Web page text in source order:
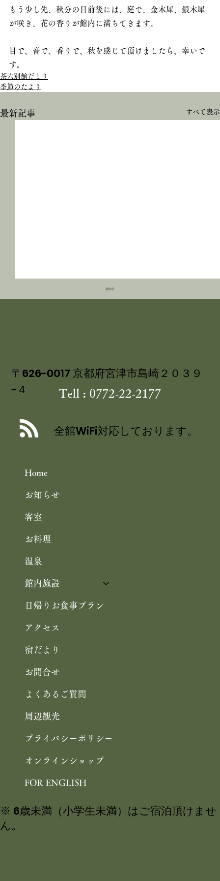
もう少し先、秋分の日前後には、庭で、金木犀、銀木犀
が咲き、花の香りが館内に満ちてきます。
目で、音で、香りで、秋を感じて頂けましたら、幸いで
す。
茶六別館だより
季節のたより
最新記事 すべて表示
ルク 飯尾醸造 富士酢プレミアム使用
Home
お知らせ
客室
お料理
温泉
館内施設
日帰りお食事プラン
アクセス
宿だより
お問合せ
よくあるご質問
周辺観光
プライバシーポリシー
オンラインショップ
FOR ENGLISH
〒626-0017 京都府宮津市島崎２０３９
−４
Tell : 0772-22-2177
全館WiFi対応しております。
※ 6歳未満（小学生未満）はご宿泊頂けませ
ん。